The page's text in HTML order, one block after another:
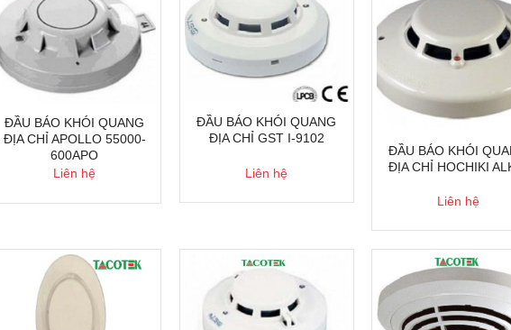
ĐẦU BÁO KHÓI QUANG
ĐỊA CHỈ APOLLO 55000-
600APO
Liên hệ
ĐẦU BÁO KHÓI QUANG
ĐỊA CHỈ GST I-9102
Liên hệ
ĐẦU BÁO KHÓI
ĐỊA CHỈ HOCHIKI
Liên hệ